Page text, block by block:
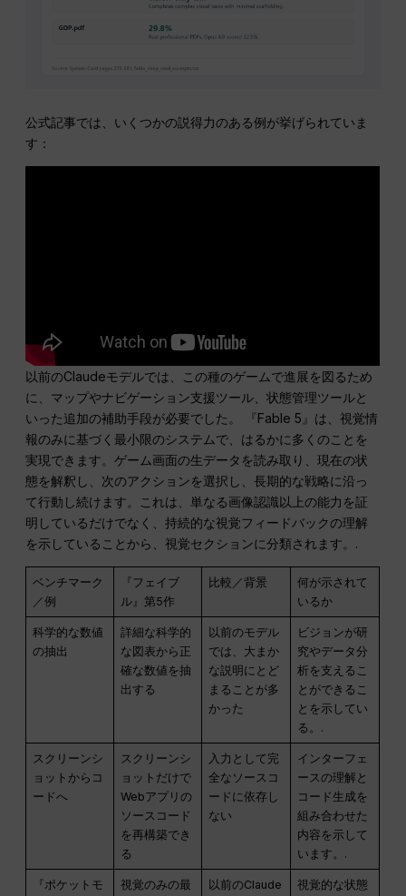
公式記事では、いくつかの説得力のある例が挙げられていま
す：
以前のClaudeモデルでは、この種のゲームで進展を図るため
に、マップやナビゲーション支援ツール、状態管理ツールと
いった追加の補助手段が必要でした。 『Fable 5』は、視覚情
報のみに基づく最小限のシステムで、はるかに多くのことを
実現できます。ゲーム画面の生データを読み取り、現在の状
態を解釈し、次のアクションを選択し、長期的な戦略に沿っ
て行動し続けます。これは、単なる画像認識以上の能力を証
明しているだけでなく、持続的な視覚フィードバックの理解
を示していることから、視覚セクションに分類されます。.
ベンチマーク
／例
『フェイブ
ル』第5作
比較／背景
何が示されて
いるか
科学的な数値
の抽出
詳細な科学的
な図表から正
確な数値を抽
出する
以前のモデル
では、大まか
な説明にとど
まることが多
かった
ビジョンが研
究やデータ分
析を支えるこ
とができるこ
とを示してい
る。.
スクリーンシ
ョットからコ
ードへ
スクリーンシ
ョットだけで
Webアプリの
ソースコード
を再構築でき
る
入力として完
全なソースコ
ードに依存し
ない
インターフェ
ースの理解と
コード生成を
組み合わせた
内容を示して
います。.
『ポケットモ
視覚のみの最
以前のClaude
視覚的な状態